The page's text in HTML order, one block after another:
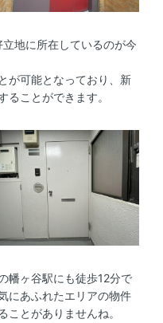
地に所在しているのが今
が可能となっており、新
ることができます。
幡ヶ谷駅にも徒歩12分で
にあふれたエリアの物件
ことがありませんね。